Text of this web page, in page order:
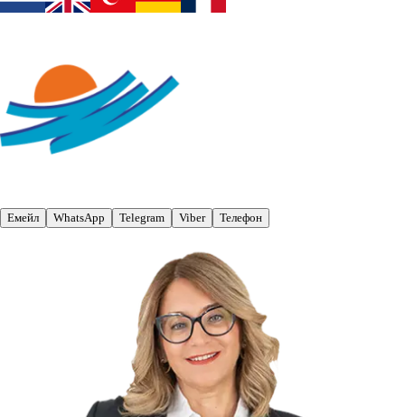
Емейл WhatsApp Telegram Viber Телефон